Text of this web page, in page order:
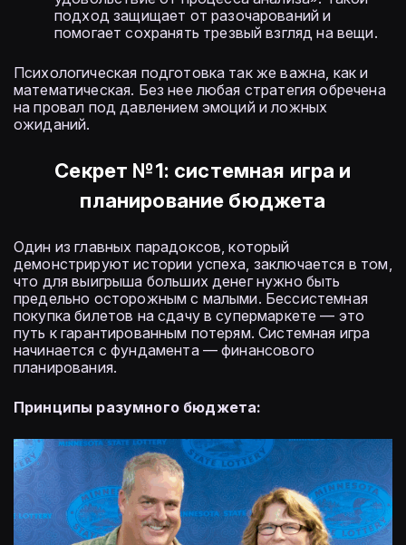
подход защищает от разочарований и
помогает сохранять трезвый взгляд на вещи.
Психологическая подготовка так же важна, как и
математическая. Без нее любая стратегия обречена
на провал под давлением эмоций и ложных
ожиданий.
Секрет №1: системная игра и
планирование бюджета
Один из главных парадоксов, который
демонстрируют истории успеха, заключается в том,
что для выигрыша больших денег нужно быть
предельно осторожным с малыми. Бессистемная
покупка билетов на сдачу в супермаркете — это
путь к гарантированным потерям. Системная игра
начинается с фундамента — финансового
планирования.
Принципы разумного бюджета: